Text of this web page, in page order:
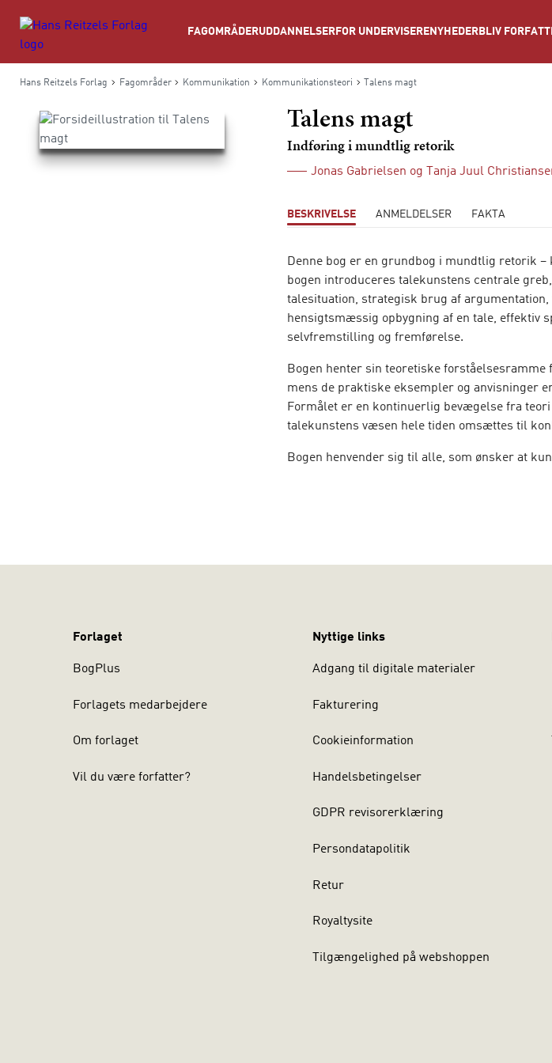
FAGOMRÅDERUDDANNELSER FOR UNDERVISERE NYHEDER BLIV
Hans Reitzels Forlag Fagområder Kommunikation Kommunikationsteori Talens magt
Talens magt
Indføring i mundtlig retorik
Jonas Gabrielsen og Tanja Juul
BESKRIVELSE ANMELDELSER FAKTA
Denne bog er en grundbog i mundtlig retorik –
bogen introduceres talekunstens centrale
talesituation, strategisk brug af
hensigtsmæssig opbygning af en tale, effektiv
selvfremstilling og fremførelse.
Bogen henter sin teoretiske
mens de praktiske eksempler og anvisninger
Formålet er en kontinuerlig bevægelse fra
talekunstens væsen hele tiden omsættes til
Bogen henvender sig til alle, som ønsker at
Forlaget
BogPlus
Forlagets medarbejdere
Om forlaget
Vil du være forfatter?
Nyttige links
Adgang til digitale materialer
Fakturering
Cookieinformation
Handelsbetingelser
GDPR revisorerklæring
Persondatapolitik
Retur
Royaltysite
Tilgængelighed på webshoppen